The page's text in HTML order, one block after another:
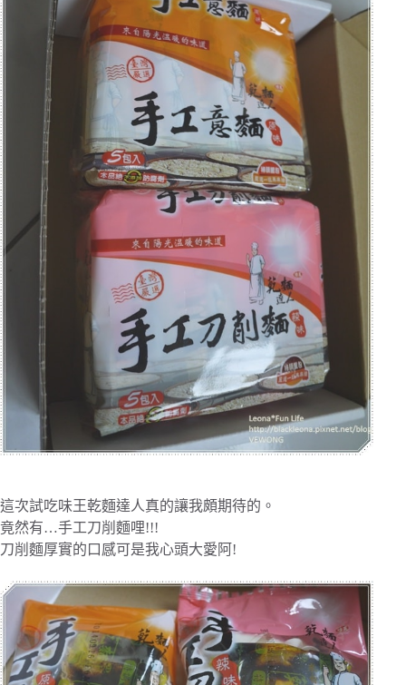
這次試吃味王乾麵達人真的讓我頗期待的。
竟然有…手工刀削麵哩!!!
刀削麵厚實的口感可是我心頭大愛阿!